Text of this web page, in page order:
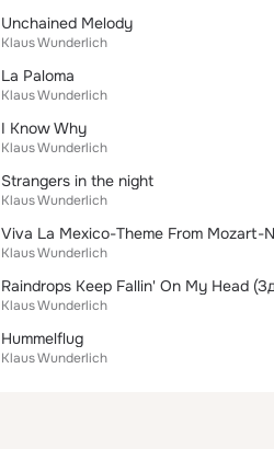
Unchained Melody
Klaus Wunderlich
La Paloma
Klaus Wunderlich
I Know Why
Klaus Wunderlich
Strangers in the night
Klaus Wunderlich
Viva La Mexico-Theme From Mozart-
Klaus Wunderlich
Raindrops Keep Fallin' On My Head
Klaus Wunderlich
Hummelflug
Klaus Wunderlich